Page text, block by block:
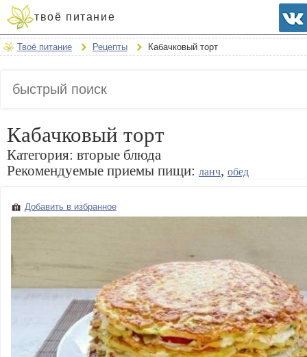
твоё питание
Твоё питание Рецепты Кабачковый торт
Кабачковый торт
Категория: вторые блюда
Рекомендуемые приемы пищи: ланч, обед
Добавить в избранное